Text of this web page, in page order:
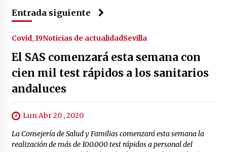
Entrada siguiente
Covid_19Noticias de actualidadSevilla
El SAS comenzará esta semana con
cien mil test rápidos a los sanitarios
andaluces
Lun Abr 20 , 2020
La Consejería de Salud y Familias comenzará esta semana la
realización de más de 100.000 test rápidos a personal del